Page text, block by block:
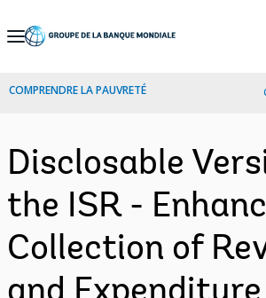
Skip
Navigation
COMPRENDRE LA PAUVRETÉ
Disclosable
the ISR -
Collection of